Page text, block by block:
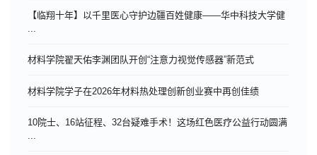
【临翔十年】以千里医心守护边疆百姓健康——华中科技大学健
材料学院翟天佑李渊团队开创“注意力视觉传感器”新范式
材料学院学子在2026年材料热处理创新创业赛中再创佳绩
10院士、16站征程、32台疑难手术！这场红色医疗公益行动圆满